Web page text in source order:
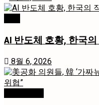
AI 반도체 호황, 한국
8월 6, 2026